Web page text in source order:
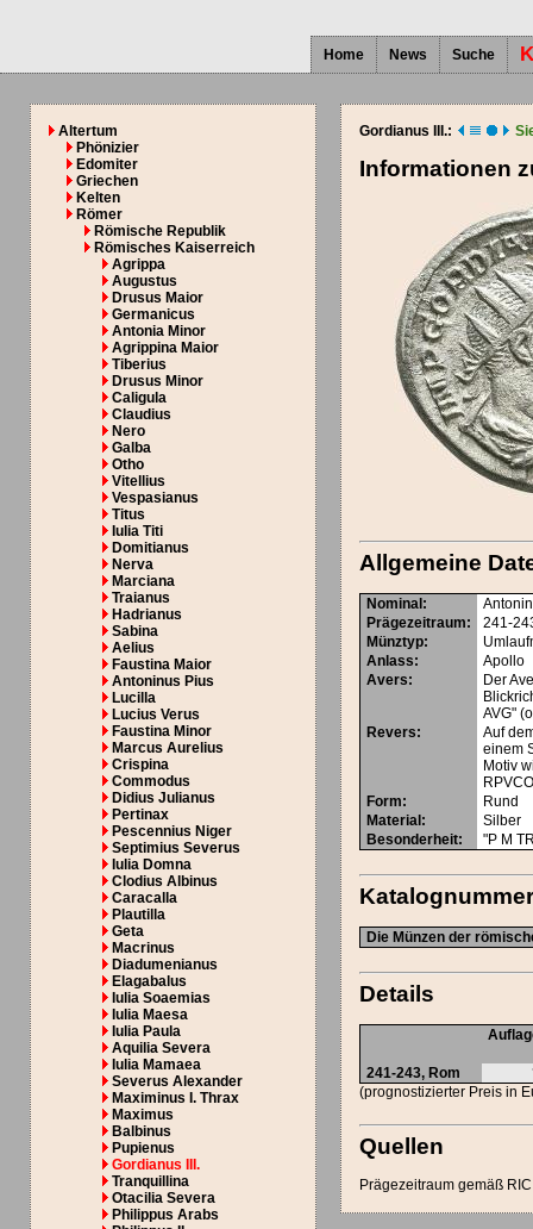
Home News Suche
Altertum
Phönizier
Edomiter
Griechen
Kelten
Römer
Römische Republik
Römisches Kaiserreich
Agrippa
Augustus
Drusus Maior
Germanicus
Antonia Minor
Agrippina Maior
Tiberius
Drusus Minor
Caligula
Claudius
Nero
Galba
Otho
Vitellius
Vespasianus
Titus
Iulia Titi
Domitianus
Nerva
Marciana
Traianus
Hadrianus
Sabina
Aelius
Faustina Maior
Antoninus Pius
Lucilla
Lucius Verus
Faustina Minor
Marcus Aurelius
Crispina
Commodus
Didius Julianus
Pertinax
Pescennius Niger
Septimius Severus
Iulia Domna
Clodius Albinus
Caracalla
Plautilla
Geta
Macrinus
Diadumenianus
Elagabalus
Iulia Soaemias
Iulia Maesa
Iulia Paula
Aquilia Severa
Iulia Mamaea
Severus Alexander
Maximinus I. Thrax
Maximus
Balbinus
Pupienus
Gordianus III.
Tranquillina
Otacilia Severa
Philippus Arabs
Gordianus III.:
Informationen
Allgemeine
Nominal :
Prägezeitraum:
241-
Münztyp:
Anlass:
Apollo
Avers:
Der
AVG"
Revers:
Auf
einem
Motiv
Form:
Rund
Material :
Silber
Besonderheit: "P M
Die Münzen der
Details
241-243, Rom
(prognostizierter Preis in
Quellen
Prägezeitraum gemäß